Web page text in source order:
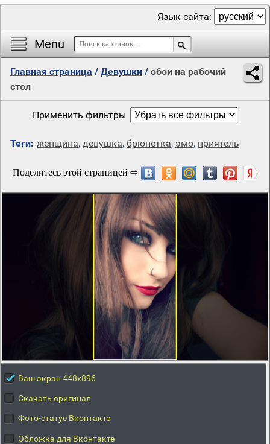
Menu
Язык сайта:
Главная страница / Девушки / обои на рабочий
стол
Применить фильтры
Теги: женщина, девушка, брюнетка, эмо, приятель
Ваш экран 448x896
Скачать оригинал
Фото-статус Вконтакте
Обложка для Вконтакте